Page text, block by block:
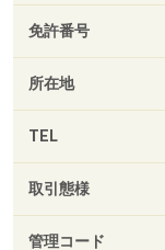
免許番号
所在地
TEL
取引態様
管理コード